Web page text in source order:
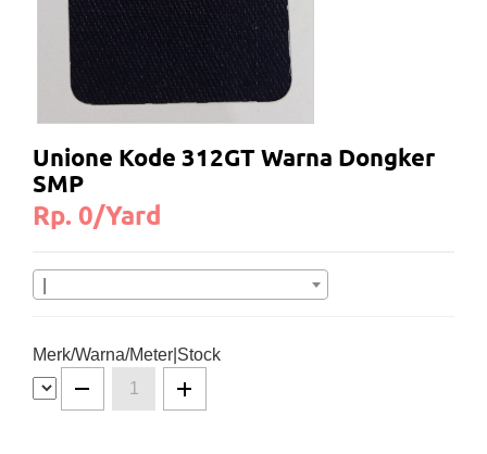
Unione Kode 312GT Warna Dongker
SMP
Rp. 0/Yard
Merk/Warna/Meter|Stock